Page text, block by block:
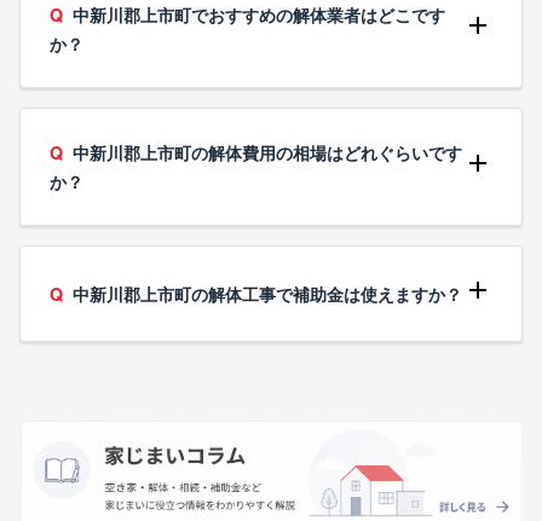
中新川郡上市町でおすすめの解体業者はどこです
か？
中新川郡上市町の解体費用の相場はどれぐらいです
か？
中新川郡上市町の解体工事で補助金は使えますか？